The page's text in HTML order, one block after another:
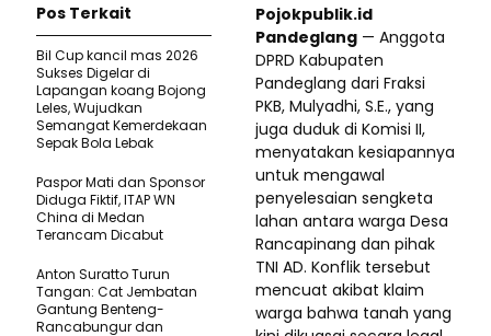
Pojokpublik.id
Pandeglang — Anggota
DPRD Kabupaten
Pandeglang dari Fraksi
PKB, Mulyadhi, S.E., yang
juga duduk di Komisi II,
menyatakan kesiapannya
untuk mengawal
penyelesaian sengketa
lahan antara warga Desa
Rancapinang dan pihak
TNI AD. Konflik tersebut
mencuat akibat klaim
warga bahwa tanah yang
Pos Terkait
Bil Cup kancil mas 2026
Sukses Digelar di
Lapangan koang Bojong
Leles, Wujudkan
Semangat Kemerdekaan
Sepak Bola Lebak
Paspor Mati dan Sponsor
Diduga Fiktif, ITAP WN
China di Medan
Terancam Dicabut
Anton Suratto Turun
Tangan: Cat Jembatan
Gantung Benteng-
Rancabungur dan